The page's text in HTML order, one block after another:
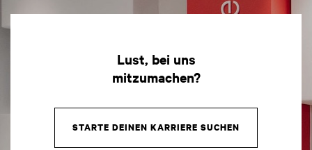
Lust, bei uns
mitzumachen?
STARTE DEINEN KARRIERE SUCHEN